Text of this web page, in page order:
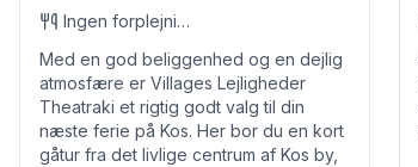
Ingen forplejning
Med en god beliggenhed og en dejlig
atmosfære er Villages Lejligheder
Theatraki et rigtig godt valg til din
næste ferie på Kos. Her bor du en kort
gåtur fra det livlige centrum af Kos by,